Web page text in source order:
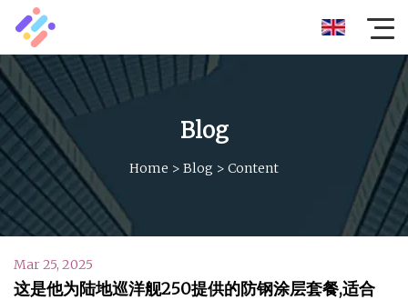
Blog
Home > Blog > Content
Mar 25, 2025
这是他为陆地巡洋舰250提供的防钢涂层套餐,适合